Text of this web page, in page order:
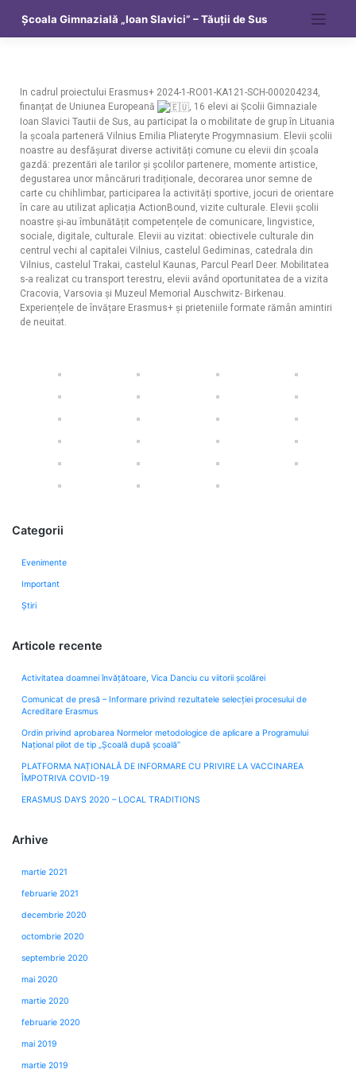
Școala Gimnazială „Ioan Slavici” – Tăuții de Sus
In cadrul proiectului Erasmus+ 2024-1-RO01-KA121-SCH-000204234,
finanțat de Uniunea Europeană
, 16 elevi ai Școlii Gimnaziale
Ioan Slavici Tautii de Sus, au participat la o mobilitate de grup în Lituania
la școala parteneră Vilnius Emilia Pliateryte Progymnasium. Elevii școlii
noastre au desfășurat diverse activități comune cu elevii din școala
gazdă: prezentări ale tarilor și școlilor partenere, momente artistice,
degustarea unor mâncăruri tradiționale, decorarea unor semne de
carte cu chihlimbar, participarea la activități sportive, jocuri de orientare
în care au utilizat aplicația ActionBound, vizite culturale. Elevii școlii
noastre și-au îmbunătățit competențele de comunicare, lingvistice,
sociale, digitale, culturale. Elevii au vizitat: obiectivele culturale din
centrul vechi al capitalei Vilnius, castelul Gediminas, catedrala din
Vilnius, castelul Trakai, castelul Kaunas, Parcul Pearl Deer. Mobilitatea
s-a realizat cu transport terestru, elevii având oportunitatea de a vizita
Cracovia, Varsovia și Muzeul Memorial Auschwitz- Birkenau.
Experiențele de învățare Erasmus+ și prieteniile formate rămân amintiri
de neuitat.
Categorii
Evenimente
Important
Știri
Articole recente
Activitatea doamnei învățătoare, Vica Danciu cu viitorii școlărei
Comunicat de presă – Informare privind rezultatele selecției procesului de
Acreditare Erasmus
Ordin privind aprobarea Normelor metodologice de aplicare a Programului
Naţional pilot de tip „Şcoală după şcoală”
PLATFORMA NAȚIONALĂ DE INFORMARE CU PRIVIRE LA VACCINAREA
ÎMPOTRIVA COVID-19
ERASMUS DAYS 2020 – LOCAL TRADITIONS
Arhive
martie 2021
februarie 2021
decembrie 2020
octombrie 2020
septembrie 2020
mai 2020
martie 2020
februarie 2020
mai 2019
martie 2019